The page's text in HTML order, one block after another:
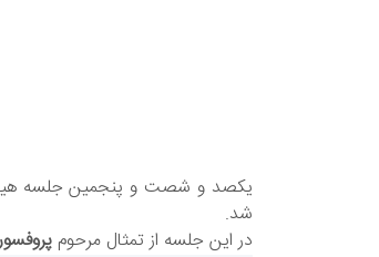
یکصد و شصت و پنجمین جلسه
شد.
در این جلسه از تمثال مرحوم